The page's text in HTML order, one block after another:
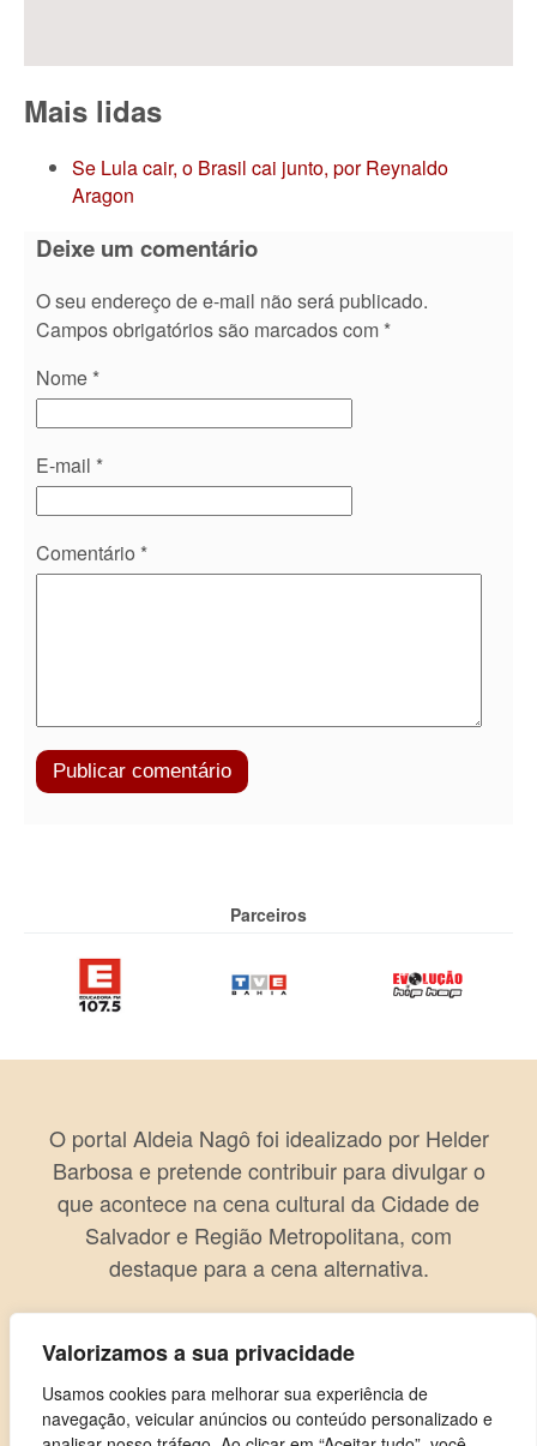
Valorizamos a sua privacidade
Usamos cookies para melhorar sua experiência de
navegação, veicular anúncios ou conteúdo personalizado e
Mais lidas
Se Lula cair, o Brasil cai junto, por Reynaldo
Aragon
Deixe um comentário
O seu endereço de e-mail não será publicado.
Campos obrigatórios são marcados com *
Nome *
E-mail *
Comentário *
Parceiros
O portal Aldeia Nagô foi idealizado por Helder
Barbosa e pretende contribuir para divulgar o
que acontece na cena cultural da Cidade de
Salvador e Região Metropolitana, com
destaque para a cena alternativa.